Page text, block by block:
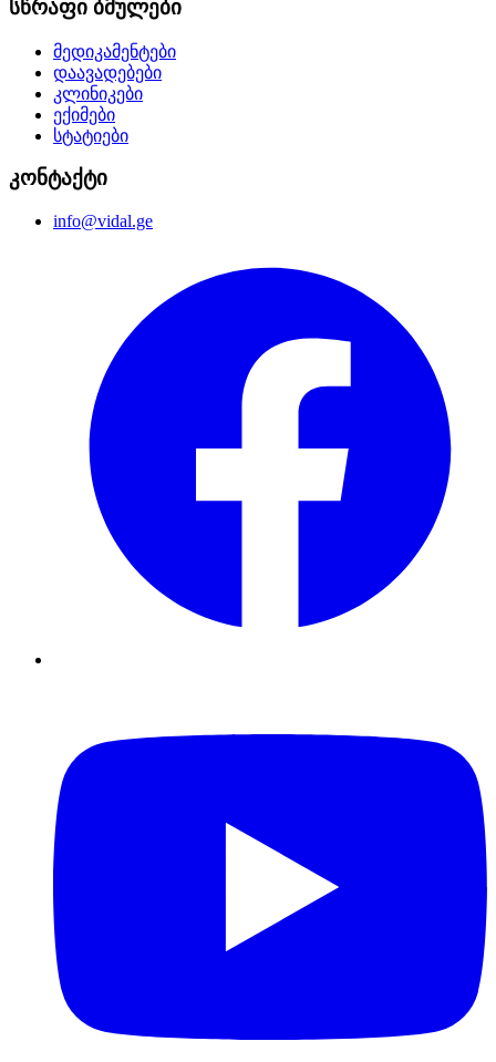
სწრაფი ბმულები
მედიკამენტები
დაავადებები
კლინიკები
ექიმები
სტატიები
კონტაქტი
info@vidal.ge